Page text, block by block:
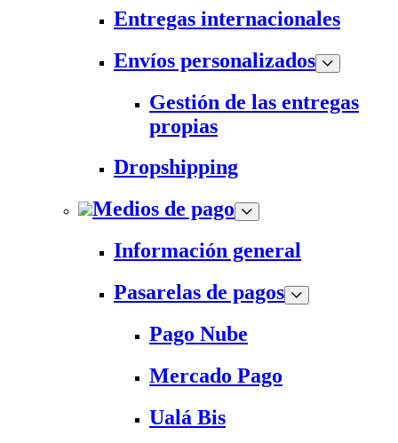
Entregas internacionales
Envíos personalizados
Gestión de las entregas
propias
Dropshipping
Medios de pago
Información general
Pasarelas de pagos
Pago Nube
Mercado Pago
Ualá Bis